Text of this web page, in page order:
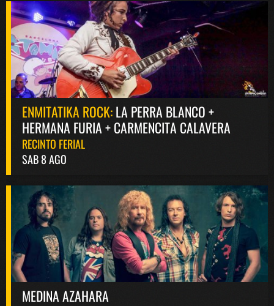
ENMITATIKA ROCK:LA PERRA BLANCO +
HERMANA FURIA + CARMENCITA CALAVERA
RECINTO FERIAL
SAB 8 AGO
MEDINA AZAHARA